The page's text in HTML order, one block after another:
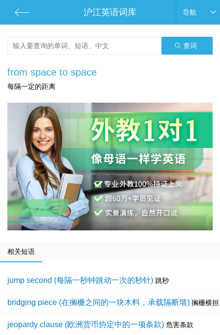
沪江英语词库 导航
查词
from space to space
每隔一定的距离
相关短语
jump second (每隔一秒钟跳动一次的秒针) 跳秒
bridging piece (在搁栅之间的一块木料，承载隔断墙) 搁栅横担
jeopardy clause (欧洲货币协定中的一项条款) 危害条款